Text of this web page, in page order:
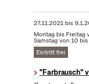
27.11.2021bis
Montag bis Freitag
Samstag von 10
Eintritt frei
"Farbrausch"